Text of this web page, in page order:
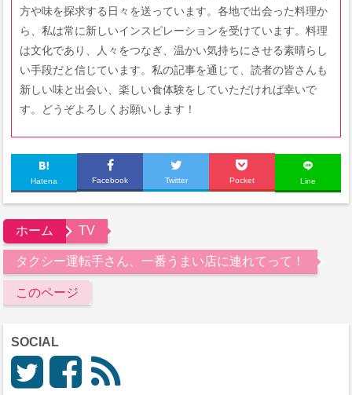
方や味を探求する日々を送っています。各地で出会った料理か
ら、私は常に新しいインスピレーションを受けています。料理
は文化であり、人々をつなぎ、温かい気持ちにさせる素晴らし
い手段だと信じています。私の記事を通じて、読者の皆さんも
新しい味と出会い、楽しい食体験をしていただければ幸いで
す。どうぞよろしくお願いします！
Hatena Facebook Twitter Pocket Line
ホーム TV
タクシー運転手さん、一番うまい店に連れてって！
このページ
SOCIAL